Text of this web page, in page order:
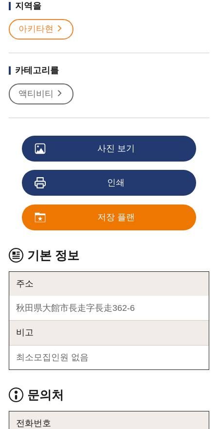
지역을
아키타현
카테고리를
액티비티
사진 보기
인쇄
저장 플랜
기본 정보
주소
秋田県大館市長走字長走362-6
비고
최소모집인원 없음
문의처
전화번호